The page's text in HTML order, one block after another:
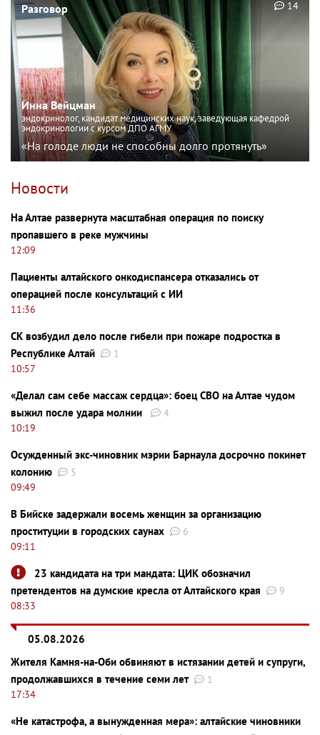
Разговор
Инна Вейцман
эндокринолог, кандидат медицинских наук, заведующая кафедрой
эндокринологии с курсом ДПО АГМУ
«На голоде люди не способны долго протянуть»
14
Новости
На Алтае развернута масштабная операция по поиску
пропавшего в реке мужчины
12:09
Пациенты алтайского онкодиспансера отказались от
операцией после консультаций с ИИ
11:36
СК возбудил дело после гибели при пожаре подростка в
Республике Алтай
1
10:57
«Делал сам себе массаж сердца»: боец СВО на Алтае чудом
выжил после удара молнии
4
10:19
Осужденный экс-чиновник мэрии Барнаула досрочно покинет
колонию
5
09:49
В Бийске задержали восемь женщин за организацию
проституции в городских саунах
6
09:11
23 кандидата на три мандата: ЦИК обозначил
претендентов на думские кресла от Алтайского края
9
08:33
05.08.2026
Жителя Камня-на-Оби обвиняют в истязании детей и супруги,
продолжавшихся в течение семи лет
1
17:34
«Не катастрофа, а вынужденная мера»: алтайские чиновники